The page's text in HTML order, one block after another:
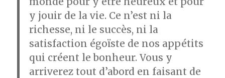
y jouir de la vie. Ce n’est ni la
richesse, ni le succès, ni la
satisfaction égoïste de nos appétits
qui créent le bonheur. Vous y
arriverez tout d’abord en faisant de